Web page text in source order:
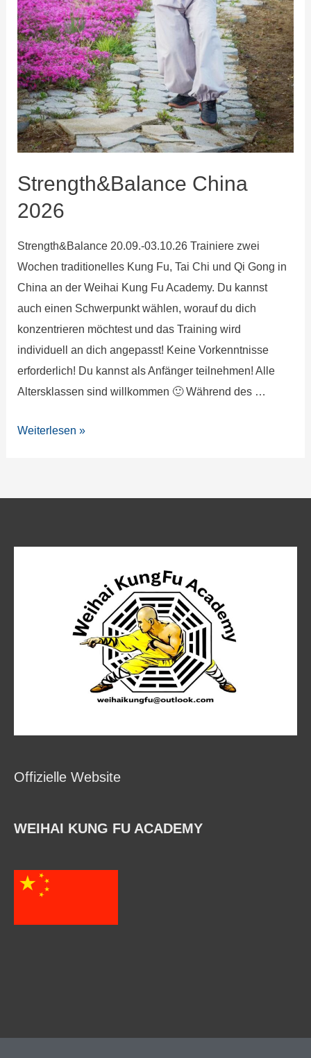
Strength&Balance China
2026
Strength&Balance 20.09.-03.10.26 Trainiere zwei
Wochen traditionelles Kung Fu, Tai Chi und Qi Gong in
China an der Weihai Kung Fu Academy. Du kannst
auch einen Schwerpunkt wählen, worauf du dich
konzentrieren möchtest und das Training wird
individuell an dich angepasst! Keine Vorkenntnisse
erforderlich! Du kannst als Anfänger teilnehmen! Alle
Altersklassen sind willkommen 🙂 Während des …
Weiterlesen »
Offizielle Website
WEIHAI KUNG FU ACADEMY